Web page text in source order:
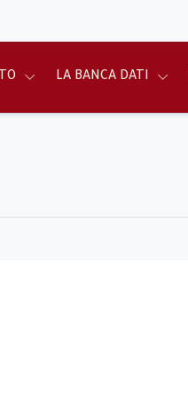
LA BANCA DATI